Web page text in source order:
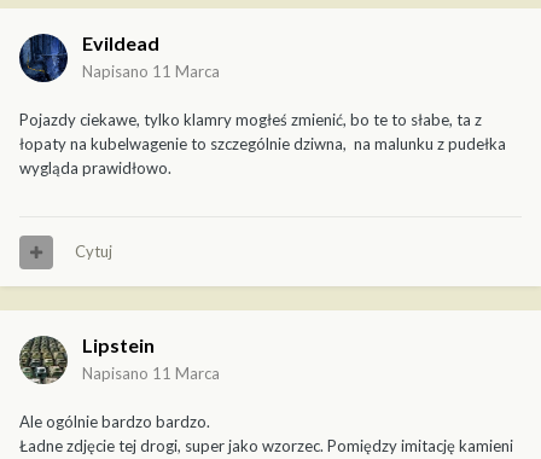
Evildead
Napisano 11 Marca
Pojazdy ciekawe, tylko klamry mogłeś zmienić, bo te to słabe, ta z
łopaty na kubelwagenie to szczególnie dziwna, na malunku z pudełka
wygląda prawidłowo.
Cytuj
Lipstein
Napisano 11 Marca
Ale ogólnie bardzo bardzo.
Ładne zdjęcie tej drogi, super jako wzorzec. Pomiędzy imitację kamieni